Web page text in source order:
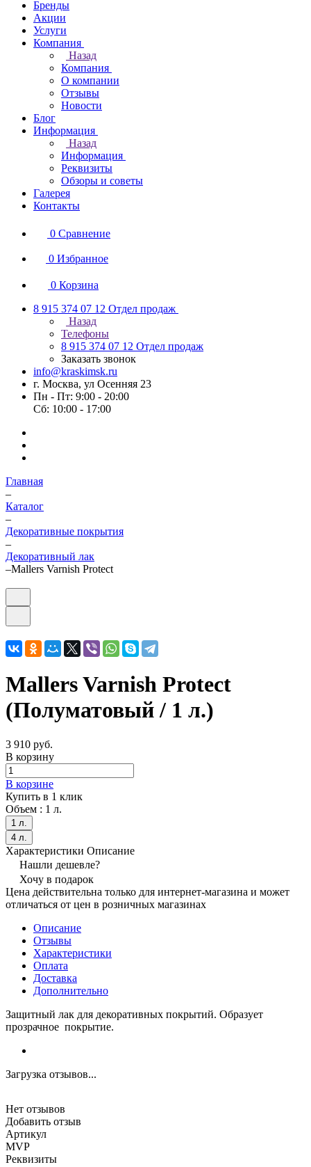
Бренды
Акции
Услуги
Компания
Назад
Компания
О компании
Отзывы
Новости
Блог
Информация
Назад
Информация
Реквизиты
Обзоры и советы
Галерея
Контакты
0 Сравнение
0 Избранное
0 Корзина
8 915 374 07 12 Отдел продаж
Назад
Телефоны
8 915 374 07 12 Отдел продаж
Заказать звонок
info@kraskimsk.ru
г. Москва, ул Осенняя 23
Пн - Пт: 9:00 - 20:00
Сб: 10:00 - 17:00
Главная
–
Каталог
–
Декоративные покрытия
–
Декоративный лак
–Mallers Varnish Protect
Mallers Varnish Protect
(Полуматовый / 1 л.)
3 910 руб.
В корзину
В корзине
Купить в 1 клик
Объем : 1 л.
1 л.
4 л.
Характеристики Описание
Нашли дешевле?
Хочу в подарок
Цена действительна только для интернет-магазина и может
отличаться от цен в розничных магазинах
Описание
Отзывы
Характеристики
Оплата
Доставка
Дополнительно
Защитный лак для декоративных покрытий. Образует
прозрачное покрытие.
Загрузка отзывов...
Нет отзывов
Добавить отзыв
Артикул
MVP
Реквизиты